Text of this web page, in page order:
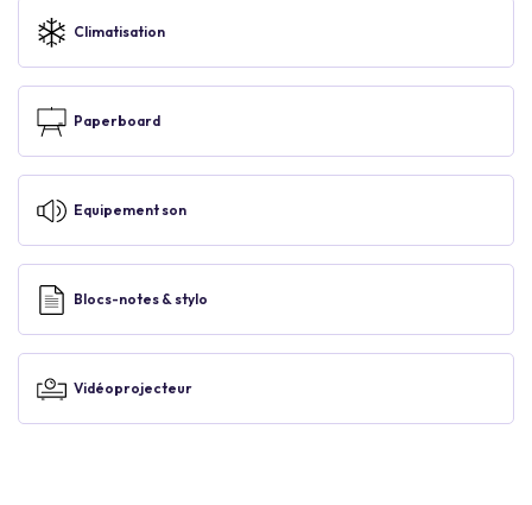
Climatisation
Paperboard
Equipement son
Blocs-notes & stylo
Vidéoprojecteur